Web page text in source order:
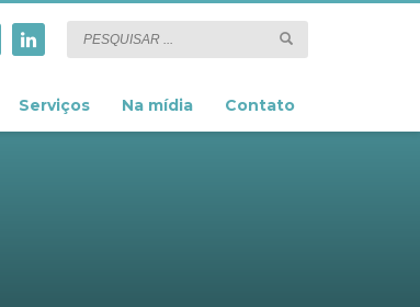
Serviços Na mídia Contato